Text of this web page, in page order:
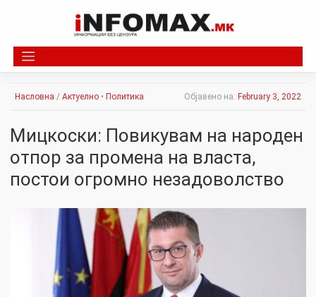
Насловна / Актуелно • Политика Објавено на: February 3, 2022
Мицкоски: Повикувам на народен
отпop за промена на власта,
постои огромно незадоволство